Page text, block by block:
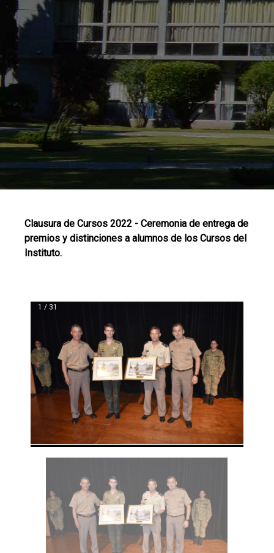
Clausura de Cursos 2022 - Ceremonia de entrega de
premios y distinciones a alumnos de los Cursos del
Instituto.
1 / 31